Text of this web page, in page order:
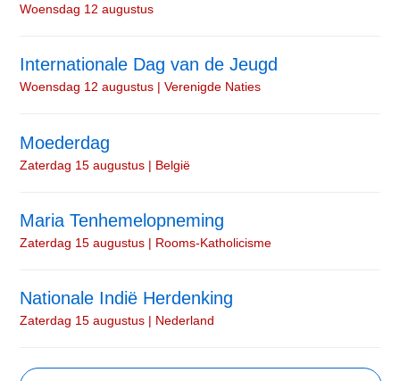
Woensdag 12 augustus
Internationale Dag van de Jeugd
Woensdag 12 augustus | Verenigde Naties
Moederdag
Zaterdag 15 augustus | België
Maria Tenhemelopneming
Zaterdag 15 augustus | Rooms-Katholicisme
Nationale Indië Herdenking
Zaterdag 15 augustus | Nederland